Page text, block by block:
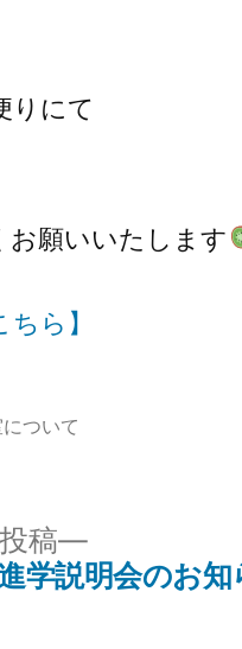
りにて
お願いいたします
ら】
ついて
稿
学説明会のお知